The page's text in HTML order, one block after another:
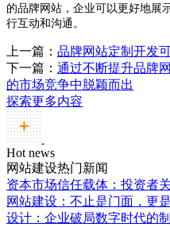
的品牌网站，企业可以更好地展
行互动和沟通。
上一篇： 品牌网站定制开发
下一篇： 通过不断提升品牌
的市场竞争中脱颖而出
探索更多内容
Hot news
网站建设热门新闻
资本市场信任载体：投资者
网站建设：不止是门面，更
设计：企业破局数字时代的